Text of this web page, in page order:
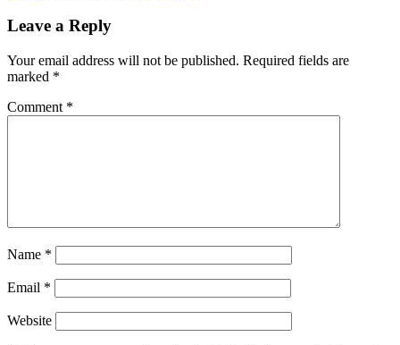
Leave a Reply
Your email address will not be published. Required fields are
marked *
Comment *
Name *
Email *
Website